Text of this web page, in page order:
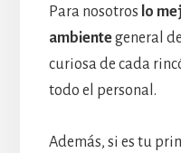
Para nosotros lo
ambientegeneral
curiosa de cada
todo el personal.
Además, si es tu